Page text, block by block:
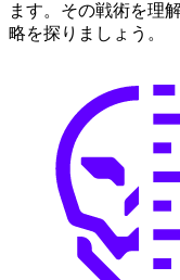
ます。その戦術を理
略を探りましょう。